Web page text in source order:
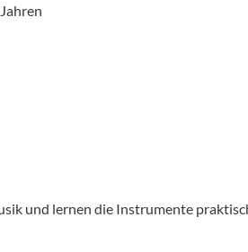
und lernen die Instrumente